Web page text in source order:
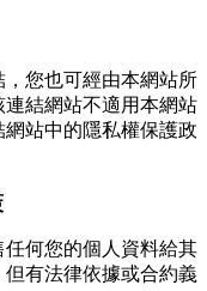
您也可經由本網站所
結網站不適用本網站
站中的隱私權保護政
何您的個人資料給其
有法律依據或合約義